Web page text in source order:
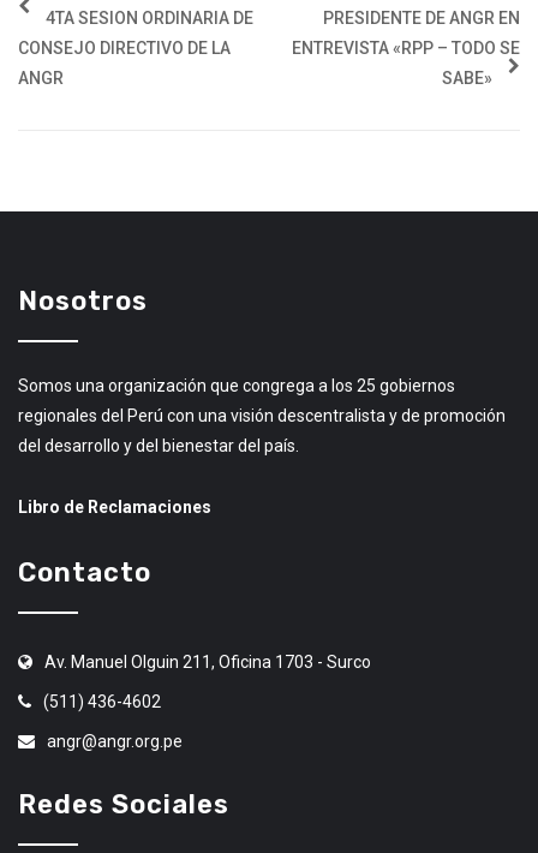
4TA SESION ORDINARIA DE
CONSEJO DIRECTIVO DE LA
ANGR
PRESIDENTE DE ANGR EN
ENTREVISTA «RPP – TODO SE
SABE»
Nosotros
Somos una organización que congrega a los 25 gobiernos
regionales del Perú con una visión descentralista y de promoción
del desarrollo y del bienestar del país.
Libro de Reclamaciones
Contacto
Av. Manuel Olguin 211, Oficina 1703 - Surco
(511) 436-4602
angr@angr.org.pe
Redes Sociales